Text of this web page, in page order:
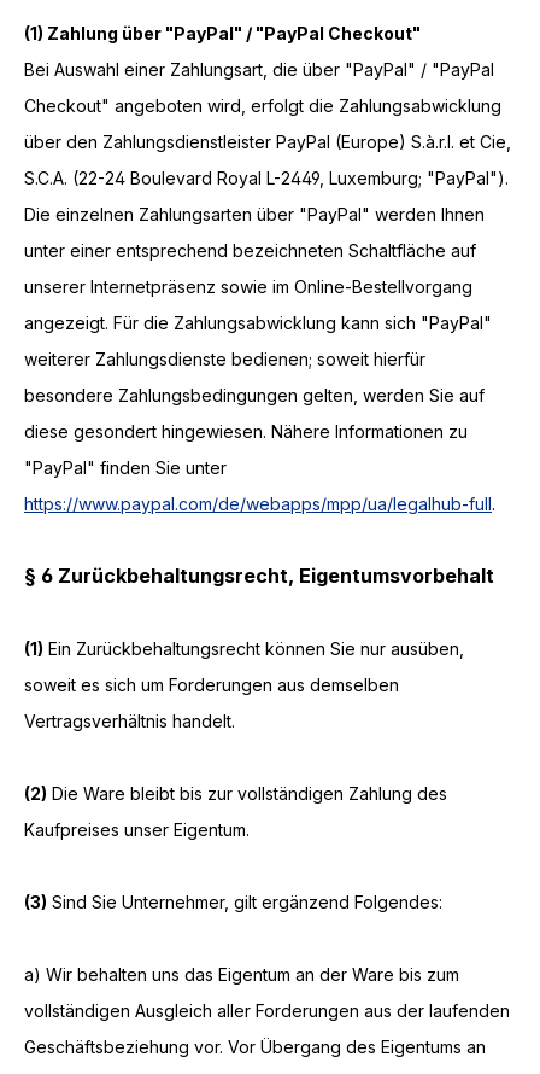
(1) Zahlung über "PayPal" / "PayPal Checkout"
Bei Auswahl einer Zahlungsart, die über "PayPal" / "PayPal
Checkout" angeboten wird, erfolgt die Zahlungsabwicklung
über den Zahlungsdienstleister PayPal (Europe) S.à.r.l. et Cie,
S.C.A. (22-24 Boulevard Royal L-2449, Luxemburg; "PayPal").
Die einzelnen Zahlungsarten über "PayPal" werden Ihnen
unter einer entsprechend bezeichneten Schaltfläche auf
unserer Internetpräsenz sowie im Online-Bestellvorgang
angezeigt. Für die Zahlungsabwicklung kann sich "PayPal"
weiterer Zahlungsdienste bedienen; soweit hierfür
besondere Zahlungsbedingungen gelten, werden Sie auf
diese gesondert hingewiesen. Nähere Informationen zu
"PayPal" finden Sie unter
https://www.paypal.com/de/webapps/mpp/ua/legalhub-full.
§ 6 Zurückbehaltungsrecht, Eigentumsvorbehalt
(1) Ein Zurückbehaltungsrecht können Sie nur ausüben,
soweit es sich um Forderungen aus demselben
Vertragsverhältnis handelt.
(2) Die Ware bleibt bis zur vollständigen Zahlung des
Kaufpreises unser Eigentum.
(3) Sind Sie Unternehmer, gilt ergänzend Folgendes:
a) Wir behalten uns das Eigentum an der Ware bis zum
vollständigen Ausgleich aller Forderungen aus der laufenden
Geschäftsbeziehung vor. Vor Übergang des Eigentums an